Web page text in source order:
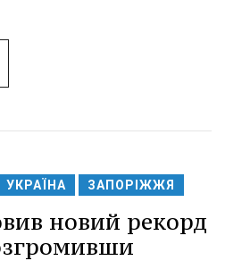
УКРАЇНА ЗАПОРІЖЖЯ
новий рекорд